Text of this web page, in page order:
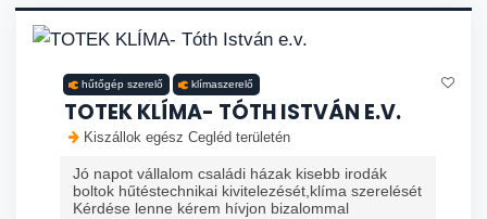
hűtőgép szerelő klímaszerelő
TOTEK KLÍMA- TÓTH ISTVÁN E.V.
Kiszállok egész Cegléd területén
Jó napot vállalom családi házak kisebb irodák
boltok hűtéstechnikai kivitelezését,klíma szerelését
Kérdése lenne kérem hívjon bizalommal